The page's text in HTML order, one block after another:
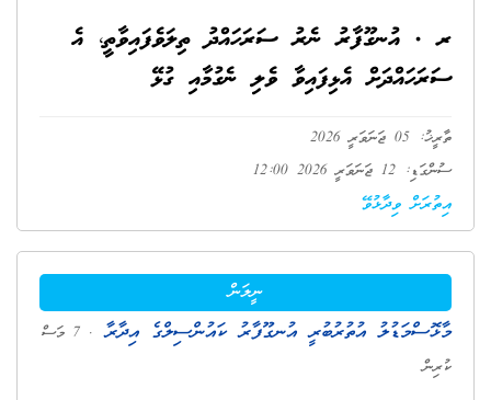
ރ . އުނގޫފާރު ނެރު ސަރަހައްދު ތިލަވެފައިވާތީ، އެ
ސަރަހައްދަށް އެޅިފައިވާ ވެލި ނެގުމާއި ގުޅޭ
ތާރީޚު: 05 ޖަނަވަރީ 2026
ސުންގަޑި: 12 ޖަނަވަރީ 2026 12:00
އިތުރަށް ވިދާޅުވޭ
ނީލަން
މާޅޮސްމަޑުލު އުތުރުބުރީ އުނގޫފާރު ކައުންސިލްގެ އިދާރާ
. 7 މަސް
ކުރިން